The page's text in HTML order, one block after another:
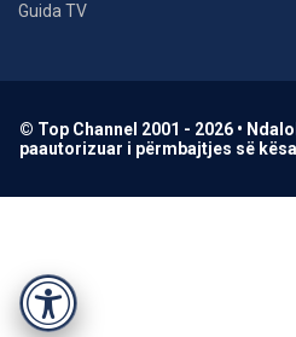
Guida TV
© Top Channel 2001 - 2026 •
paautorizuar i përmbajtjes së